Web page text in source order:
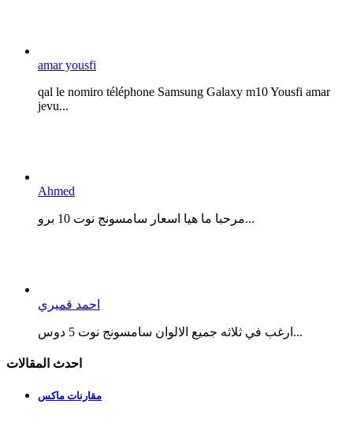
amar yousfi
qal le nomiro téléphone Samsung Galaxy m10 Yousfi amar
jevu...
Ahmed
مرحبا ما هيا اسعار سامسونج نوت 10 برو...
احمد قميري
ارغب في ثلاثه جميع الالوان سامسونج نوت 5 دوس...
احدث المقالات
مقارنات ماكس